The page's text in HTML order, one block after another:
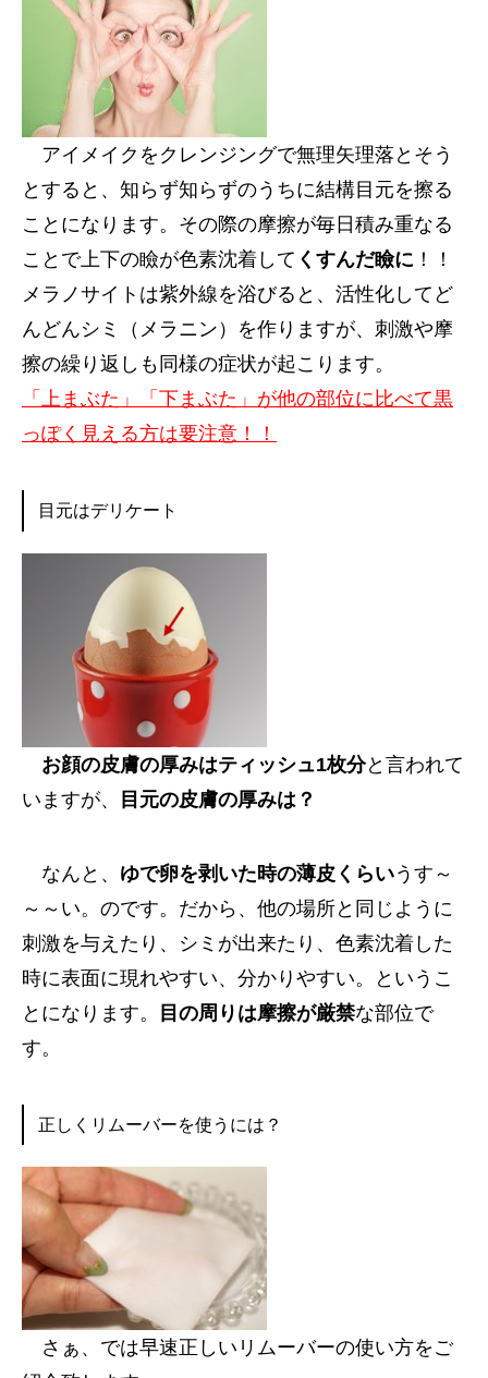
アイメイクをクレンジングで無理矢理落とそう
とすると、知らず知らずのうちに結構目元を擦る
ことになります。その際の摩擦が毎日積み重なる
ことで上下の瞼が色素沈着して くすんだ瞼に ！！
メラノサイトは紫外線を浴びると、活性化してど
んどんシミ（メラニン）を作りますが、刺激や摩
擦の繰り返しも同様の症状が起こります。
「上まぶた」「下まぶた」が他の部位に比べて黒
っぽく見える方は要注意！！
目元はデリケート
お顔の皮膚の厚みはティッシュ1枚分と言われて
いますが、
目元の皮膚の厚みは？
なんと、 ゆで卵を剥いた時の薄皮くらいうす～
～～い。のです。だから、他の場所と同じように
刺激を与えたり、シミが出来たり、色素沈着した
時に表面に現れやすい、分かりやすい。というこ
とになります。
目の周りは摩擦が厳禁な部位で
す。
正しくリムーバーを使うには？
さぁ、では早速正しいリムーバーの使い方をご